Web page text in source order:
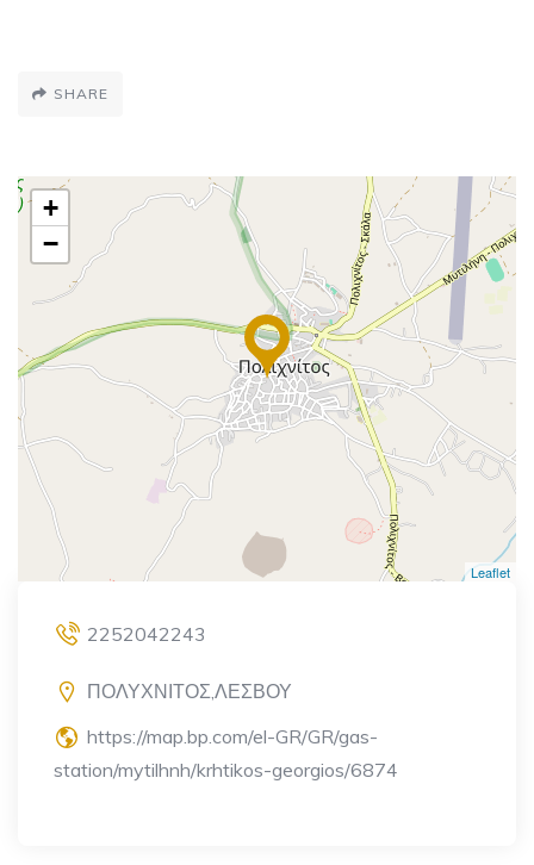
SHARE
+
−
Leaflet
2252042243
ΠΟΛΥΧΝΙΤΟΣ,ΛΕΣΒΟΥ
https://map.bp.com/el-GR/GR/gas-
station/mytilhnh/krhtikos-georgios/6874